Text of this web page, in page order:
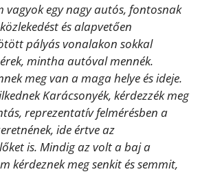
vagyok egy nagy autós, fontosnak
és alapvetően
pályás vonalakon sokkal
mintha autóval mennék.
meg van a maga helye és ideje.
Karácsonyék, kérdezzék meg
reprezentatív felmérésben a
ide értve az
is. Mindig az volt a baj a
kérdeznek meg senkit és semmit,